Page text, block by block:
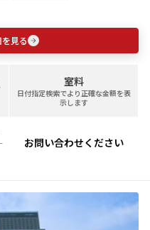
見る
室料
日付指定検索でより正確な金額を表
示します
お問い合わせください